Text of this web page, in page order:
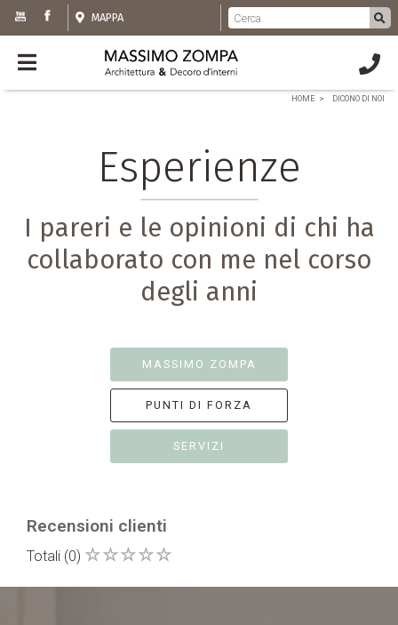
MAPPA
HOME DICONO DI NOI
Esperienze
I pareri e le opinioni di chi ha
collaborato con me nel corso
degli anni
MASSIMO ZOMPA
PUNTI DI FORZA
SERVIZI
Recensioni clienti
Totali (0)